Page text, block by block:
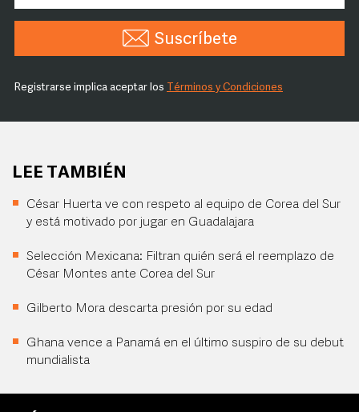
Suscríbete
Registrarse implica aceptar los Términos y Condiciones
LEE TAMBIÉN
César Huerta ve con respeto al equipo de Corea del Sur
y está motivado por jugar en Guadalajara
Selección Mexicana: Filtran quién será el reemplazo de
César Montes ante Corea del Sur
Gilberto Mora descarta presión por su edad
Ghana vence a Panamá en el último suspiro de su debut
mundialista